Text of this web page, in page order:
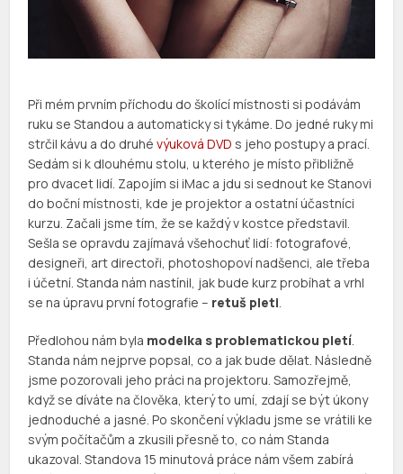
Při mém prvním příchodu do školící místnosti si podávám
ruku se Standou a automaticky si tykáme. Do jedné ruky mi
strčil kávu a do druhévýuková DVD s jeho postupy a prací.
Sedám si k dlouhému stolu, u kterého je místo přibližně
pro dvacet lidí. Zapojím si iMac a jdu si sednout ke Stanovi
do boční místnosti, kde je projektor a ostatní účastníci
kurzu. Začali jsme tím, že se každý v kostce představil.
Sešla se opravdu zajímavá všehochuť lidí: fotografové,
designeři, art directoři, photoshopoví nadšenci, ale třeba
i účetní. Standa nám nastínil, jak bude kurz probíhat a vrhl
se na úpravu první fotografie – retuš pleti
Předlohou nám byla modelka s problematickou pletí
Standa nám nejprve popsal, co a jak bude dělat. Následně
jsme pozorovali jeho práci na projektoru. Samozřejmě,
když se díváte na člověka, který to umí, zdají se být úkony
jednoduché a jasné. Po skončení výkladu jsme se vrátili ke
svým počítačům a zkusili přesně to, co nám Standa
ukazoval. Standova 15 minutová práce nám všem zabírá